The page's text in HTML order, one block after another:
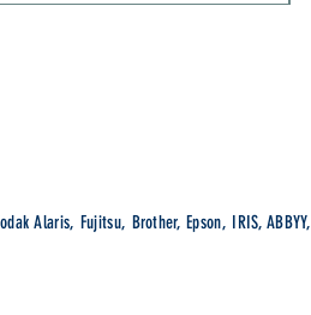
Alaris, Fujitsu, Brother, Epson, IRIS, ABBYY,